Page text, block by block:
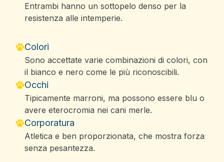
Entrambi hanno un sottopelo denso per la
resistenza alle intemperie.
Colori
Sono accettate varie combinazioni di colori, con
il bianco e nero come le più riconoscibili.
Occhi
Tipicamente marroni, ma possono essere blu o
avere eterocromia nei cani merle.
Corporatura
Atletica e ben proporzionata, che mostra forza
senza pesantezza.